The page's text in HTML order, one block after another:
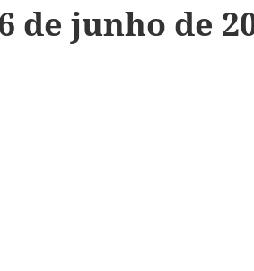
de junho de